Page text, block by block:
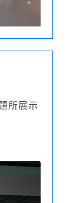
所展示